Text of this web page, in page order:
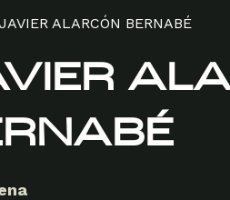
JAVIER ALARCÓN BERNABÉ